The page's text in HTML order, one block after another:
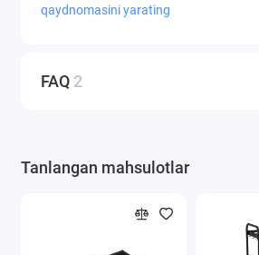
qaydnomasini yarating
FAQ 2
Tanlangan mahsulotlar